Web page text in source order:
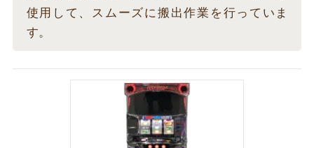
使用して、スムーズに搬出作業を行っていま
す。